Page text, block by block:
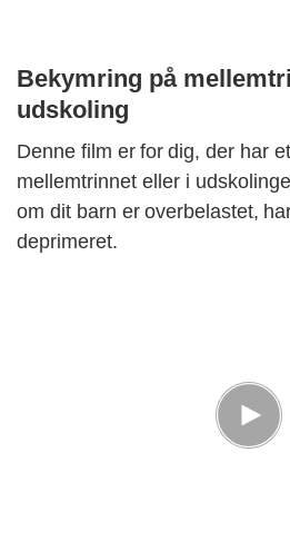
Bekymring på
udskoling
Denne film er for dig, der har
mellemtrinnet eller i
om dit barn er overbelastet,
deprimeret.